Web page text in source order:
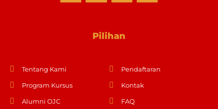
Pilihan
Tentang Kami
Program Kursus
Alumni OJC
Pendaftaran
Kontak
FAQ